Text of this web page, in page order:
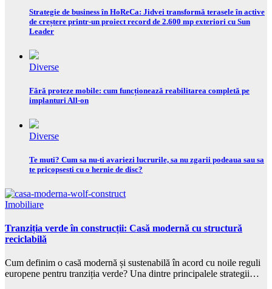
Strategie de business în HoReCa: Jidvei transformă terasele în active
de creștere printr-un proiect record de 2.600 mp exteriori cu Sun
Leader
Diverse
Fără proteze mobile: cum funcționează reabilitarea completă pe
implanturi All-on
Diverse
Te muti? Cum sa nu-ti avariezi lucrurile, sa nu zgarii podeaua sau sa
te pricopsesti cu o hernie de disc?
Imobiliare
Tranziția verde în construcții: Casă modernă cu structură
reciclabilă
Cum definim o casă modernă și sustenabilă în acord cu noile reguli
europene pentru tranziția verde? Una dintre principalele strategii…